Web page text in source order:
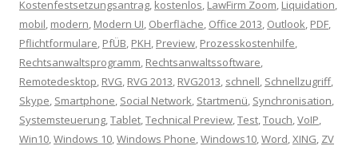
Kostenfestsetzungsantrag, kostenlos, LawFirm Zoom, Liquidation,
mobil, modern, Modern UI, Oberfläche, Office 2013, Outlook, PDF,
Pflichtformulare, PfÜB, PKH, Preview, Prozesskostenhilfe,
Rechtsanwaltsprogramm, Rechtsanwaltssoftware,
Remotedesktop, RVG, RVG 2013, RVG2013, schnell, Schnellzugriff,
Skype, Smartphone, Social Network, Startmenü, Synchronisation,
Systemsteuerung,Tablet,Technical Preview,Test,Touch,VoIP,
Win10,Windows 10,Windows Phone,Windows10,Word,XING, ZV